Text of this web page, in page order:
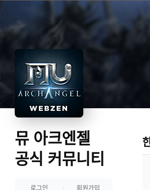
뮤 아크엔젤
공식 커뮤니티
로그인 회원가입